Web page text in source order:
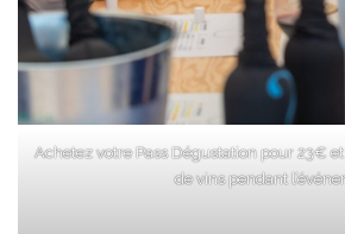
Achetez votre Pass Dégustation pour 23€
de vins pendant